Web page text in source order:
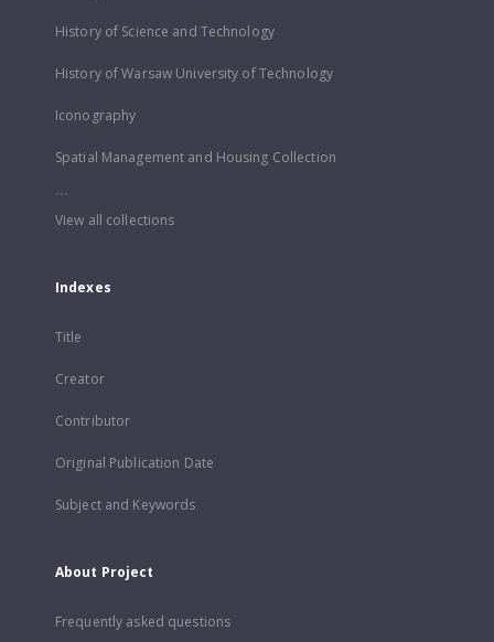
History of Science and Technology
History of Warsaw University of Technology
Iconography
Spatial Management and Housing Collection
...
View all collections
Indexes
Title
Creator
Contributor
Original Publication Date
Subject and Keywords
About Project
Frequently asked questions